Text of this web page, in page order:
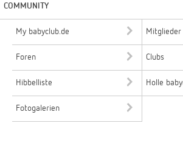
COMMUNITY
My babyclub.de Mitglieder
Foren Clubs
Hibbelliste Holle
Fotogalerien